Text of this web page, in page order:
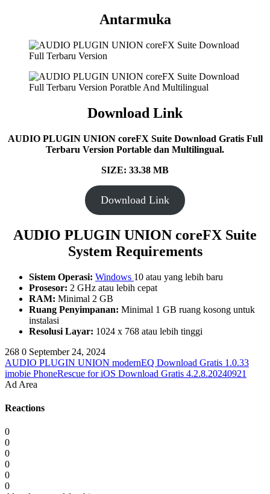
Antarmuka
Download Link
AUDIO PLUGIN UNION coreFX Suite Download Gratis Full
Terbaru Version Portable dan Multilingual.
SIZE: 33.38 MB
Download Link
AUDIO PLUGIN UNION coreFX Suite
System Requirements
Sistem Operasi: Windows 10 atau yang lebih baru
Prosesor: 2 GHz atau lebih cepat
RAM: Minimal 2 GB
Ruang Penyimpanan: Minimal 1 GB ruang kosong untuk
instalasi
Resolusi Layar: 1024 x 768 atau lebih tinggi
268 0 September 24, 2024
AUDIO PLUGIN UNION modernEQ Download Gratis 1.0.33
imobie PhoneRescue for iOS Download Gratis 4.2.8.20240921
Ad Area
Reactions
0
0
0
0
0
0